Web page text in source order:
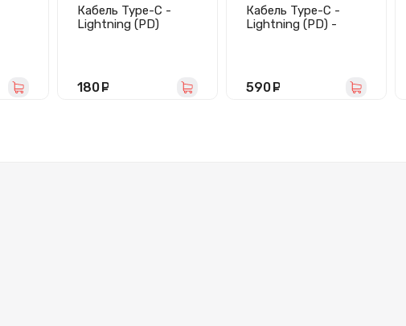
Кабель Type-C -
Lightning (PD)
180
Кабель Type-C -
Lightning (PD) -
590